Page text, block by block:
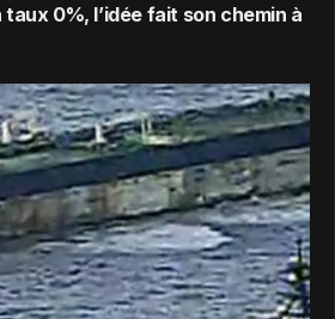
0%, l’idée fait son chemin à